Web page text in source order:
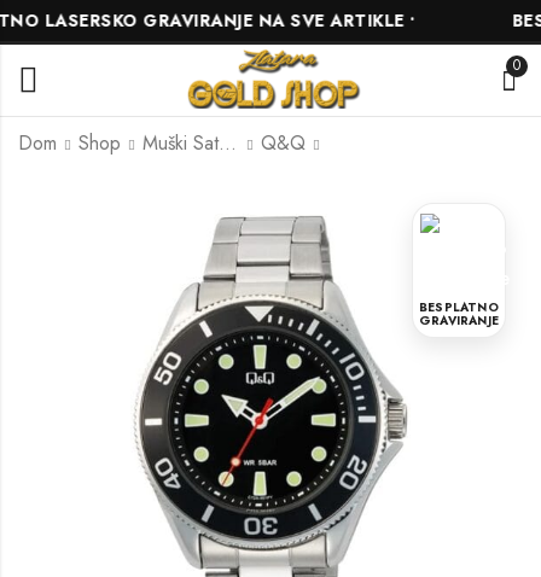
GRAVIRANJE NA SVE ARTIKLE •
0
Dom Shop Muški Satovi Q&Q
Q&Q A482J215Y
Q&Q C01A-004PY
BESPLATNO
GRAVIRANJE